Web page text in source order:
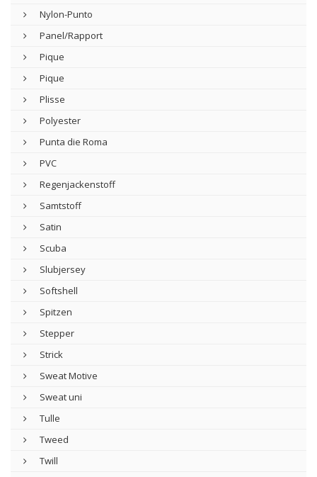
Nylon-Punto
Panel/Rapport
Pique
Pique
Plisse
Polyester
Punta die Roma
PVC
Regenjackenstoff
Samtstoff
Satin
Scuba
Slubjersey
Softshell
Spitzen
Stepper
Strick
Sweat Motive
Sweat uni
Tulle
Tweed
Twill